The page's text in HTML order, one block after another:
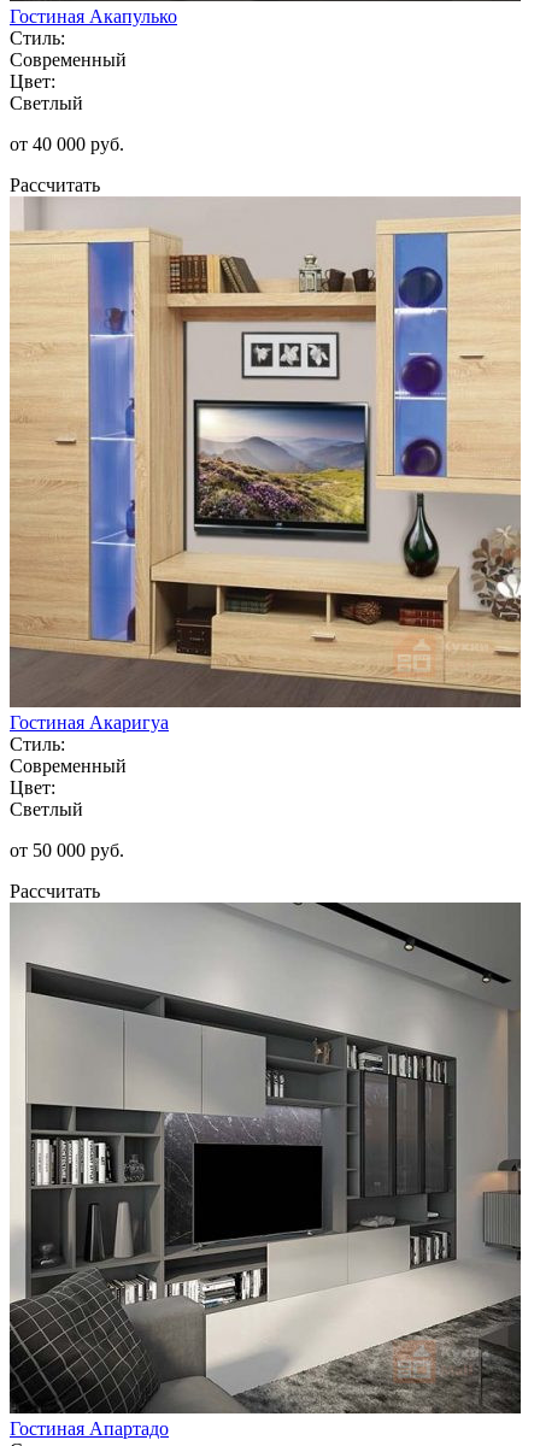
Гостиная Акапулько
Стиль:
Современный
Цвет:
Светлый
от 40 000 руб.
Рассчитать
Гостиная Акаригуа
Стиль:
Современный
Цвет:
Светлый
от 50 000 руб.
Рассчитать
Гостиная Апартадо